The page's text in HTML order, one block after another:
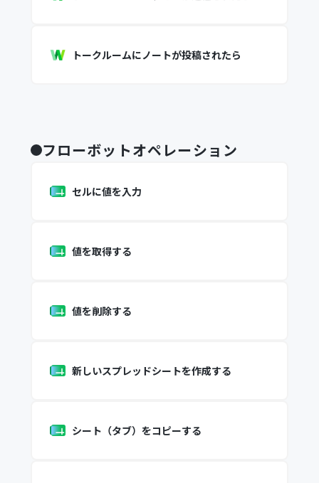
トークルームにノートが投稿されたら
フローボットオペレーション
セルに値を入力
値を取得する
値を削除する
新しいスプレッドシートを作成する
シート（タブ）をコピーする